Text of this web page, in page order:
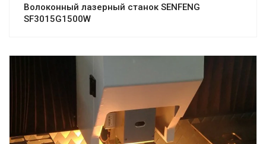
Волоконный лазерный станок SENFENG
SF3015G1500W